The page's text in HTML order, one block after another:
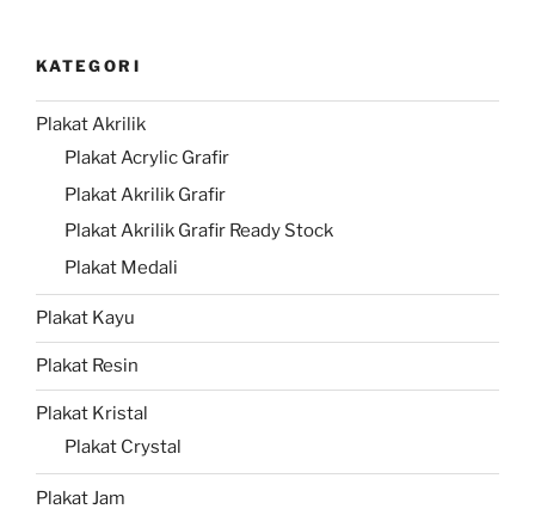
KATEGORI
Plakat Akrilik
Plakat Acrylic Grafir
Plakat Akrilik Grafir
Plakat Akrilik Grafir Ready Stock
Plakat Medali
Plakat Kayu
Plakat Resin
Plakat Kristal
Plakat Crystal
Plakat Jam